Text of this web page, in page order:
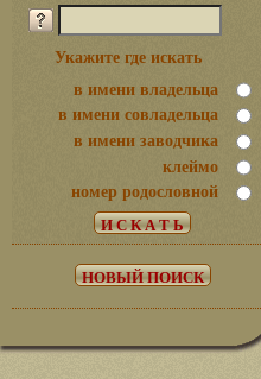
Укажите где искать
в имени владельца
в имени совладельца
в имени заводчика
клеймо
номер родословной